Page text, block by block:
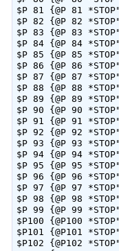
$P 81 {@P 81
$P 82 {@P 82
$P 83 {@P 83
$P 84 {@P 84
$P 85 {@P 85
$P 86 {@P 86
$P 87 {@P 87
$P 88 {@P 88
$P 89 {@P 89
$P 90 {@P 90
$P 91 {@P 91
$P 92 {@P 92
$P 93 {@P 93
$P 94 {@P 94
$P 95 {@P 95
$P 96 {@P 96
$P 97 {@P 97
$P 98 {@P 98
$P 99 {@P 99
$P100 {@P100
$P101 {@P101
$P102 {@P102